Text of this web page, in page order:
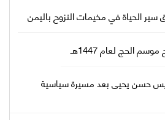
الحياة في مخيمات النزوح باليمن
الحج لعام 1447هـ
حسن يحيى بعد مسيرة سياسية